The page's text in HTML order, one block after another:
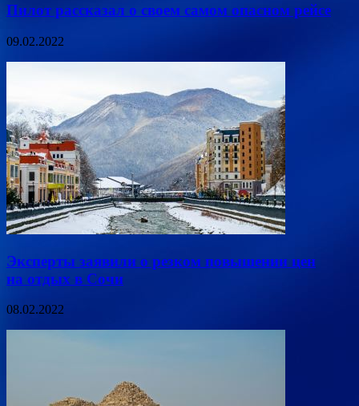
Пилот рассказал о своем самом опасном рейсе
09.02.2022
Эксперты заявили о резком повышении цен
на отдых в Сочи
08.02.2022